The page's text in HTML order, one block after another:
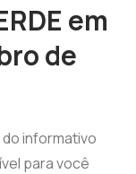
em
de
informativo
para você